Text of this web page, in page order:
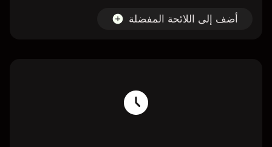
أضف إلى اللائحة المفضلة